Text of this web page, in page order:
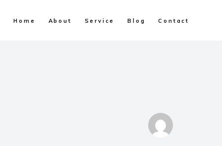
Home About Service Blog Contact